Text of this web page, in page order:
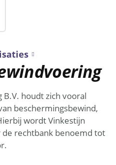
houdt zich vooral
beschermingsbewind,
wordt Vinkestijn
rechtbank benoemd tot